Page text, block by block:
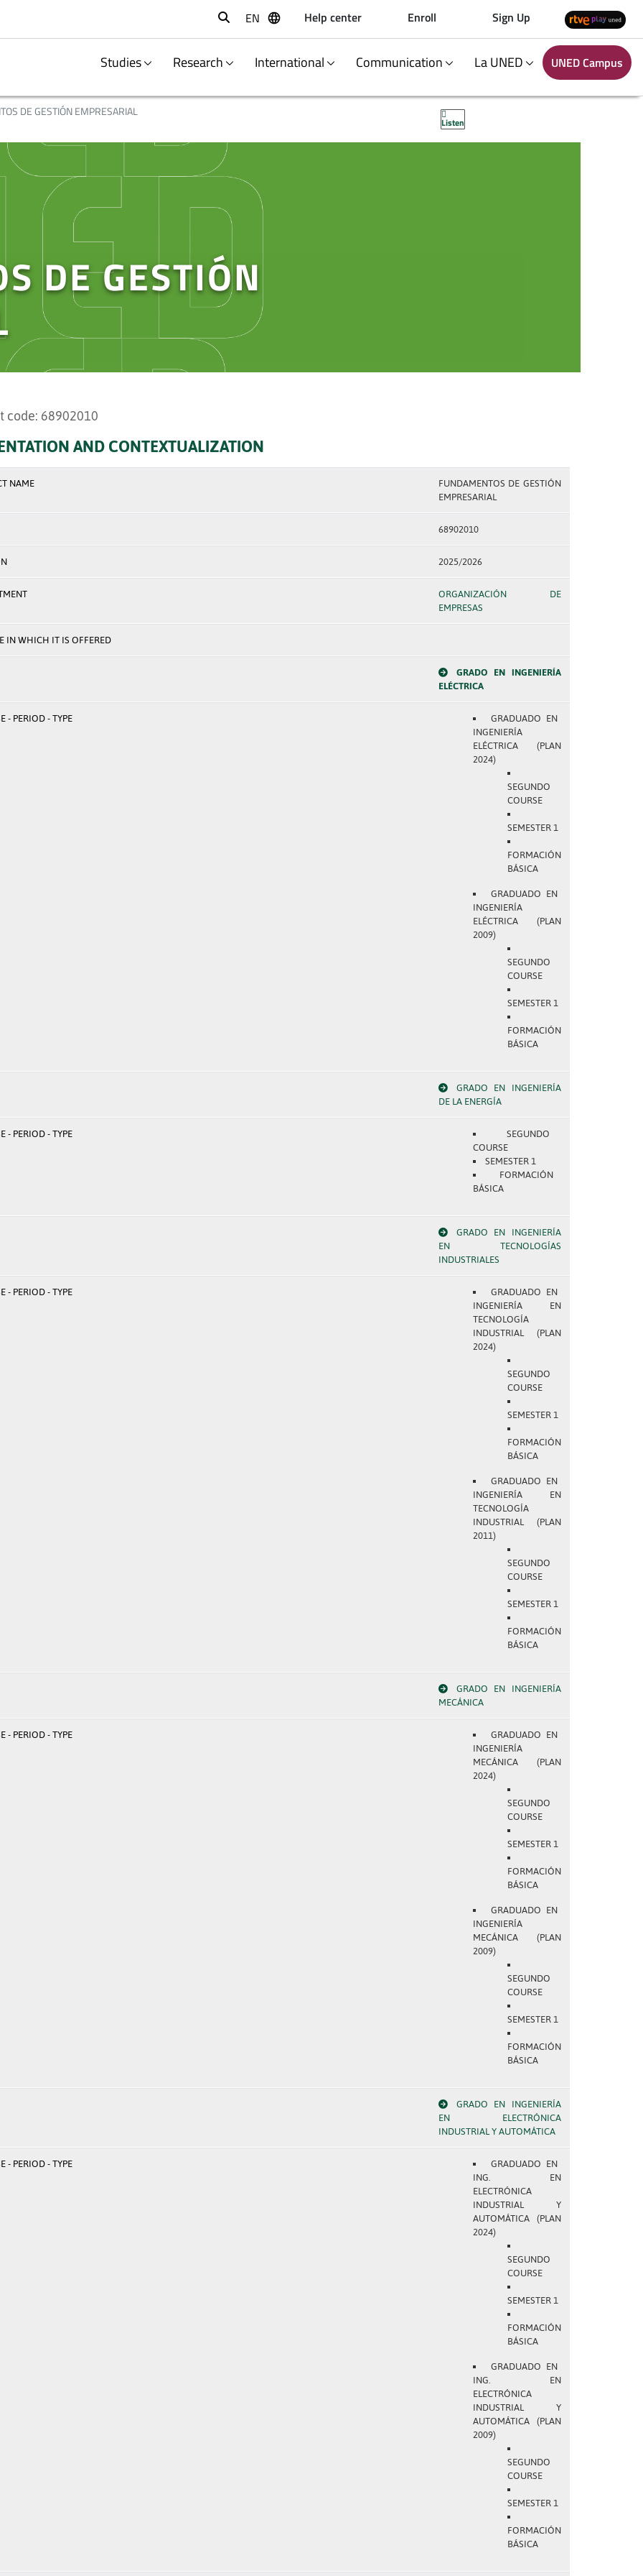
Buscar
EN Help center Enroll Sign Up
Studies Research International Communication La UNED UNED Campus
DE GESTIÓN EMPRESARIAL
Listen
DE GESTIÓN
code: 68902010
AND CONTEXTUALIZATION
NAME
FUNDAMENTOS DE GESTIÓN
EMPRESARIAL
68902010
2025/2026
ORGANIZACIÓN DE
EMPRESAS
IN WHICH IT IS OFFERED
GRADO EN INGENIERÍA
ELÉCTRICA
- PERIOD - TYPE
GRADUADO EN
INGENIERÍA
ELÉCTRICA (PLAN
2024)
SEGUNDO
COURSE
SEMESTER 1
FORMACIÓN
BÁSICA
GRADUADO EN
INGENIERÍA
ELÉCTRICA (PLAN
2009)
SEGUNDO
COURSE
SEMESTER 1
FORMACIÓN
BÁSICA
GRADO EN INGENIERÍA
DE LA ENERGÍA
- PERIOD - TYPE
SEGUNDO
COURSE
SEMESTER 1
FORMACIÓN
BÁSICA
GRADO EN INGENIERÍA
EN TECNOLOGÍAS
INDUSTRIALES
- PERIOD - TYPE
GRADUADO EN
INGENIERÍA EN
TECNOLOGÍA
INDUSTRIAL (PLAN
2024)
SEGUNDO
COURSE
SEMESTER 1
FORMACIÓN
BÁSICA
GRADUADO EN
INGENIERÍA EN
TECNOLOGÍA
INDUSTRIAL (PLAN
2011)
SEGUNDO
COURSE
SEMESTER 1
FORMACIÓN
BÁSICA
GRADO EN INGENIERÍA
MECÁNICA
- PERIOD - TYPE
GRADUADO EN
INGENIERÍA
MECÁNICA (PLAN
2024)
SEGUNDO
COURSE
SEMESTER 1
FORMACIÓN
BÁSICA
GRADUADO EN
INGENIERÍA
MECÁNICA (PLAN
2009)
SEGUNDO
COURSE
SEMESTER 1
FORMACIÓN
BÁSICA
GRADO EN INGENIERÍA
EN ELECTRÓNICA
INDUSTRIAL Y AUTOMÁTICA
- PERIOD - TYPE
GRADUADO EN
ING. EN
ELECTRÓNICA
INDUSTRIAL Y
AUTOMÁTICA (PLAN
2024)
SEGUNDO
COURSE
SEMESTER 1
FORMACIÓN
BÁSICA
GRADUADO EN
ING. EN
ELECTRÓNICA
INDUSTRIAL Y
AUTOMÁTICA (PLAN
2009)
SEGUNDO
COURSE
SEMESTER 1
FORMACIÓN
BÁSICA